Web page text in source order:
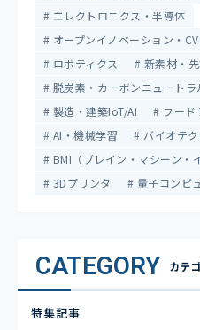
エレクトロニクス・半導体
オープンイノベーション・
ロボティクス
新素材・
脱炭素・カーボンニュートラ
製造・建築IoT/AI
フード
AI・機械学習
バイオテ
BMI（ブレイン・マシーン・
3Dプリンタ
量子コンピ
CATEGORY カテ
特集記事